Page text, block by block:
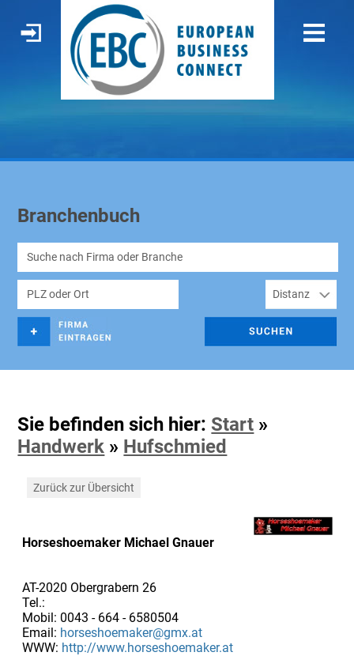
Branchenbuch
Sie befinden sich hier: Start »
Handwerk » Hufschmied
Zurück zur Übersicht
Horseshoemaker Michael Gnauer
AT-2020 Obergrabern 26
Tel.:
Mobil: 0043 - 664 - 6580504
Email: horseshoemaker@gmx.at
WWW: http://www.horseshoemaker.at